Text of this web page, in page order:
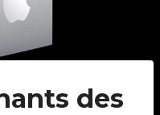
des